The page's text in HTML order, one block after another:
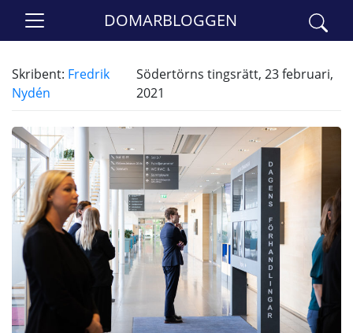
DOMARBLOGGEN
Skribent: Fredrik
Nydén
Södertörns tingsrätt, 23 februari,
2021